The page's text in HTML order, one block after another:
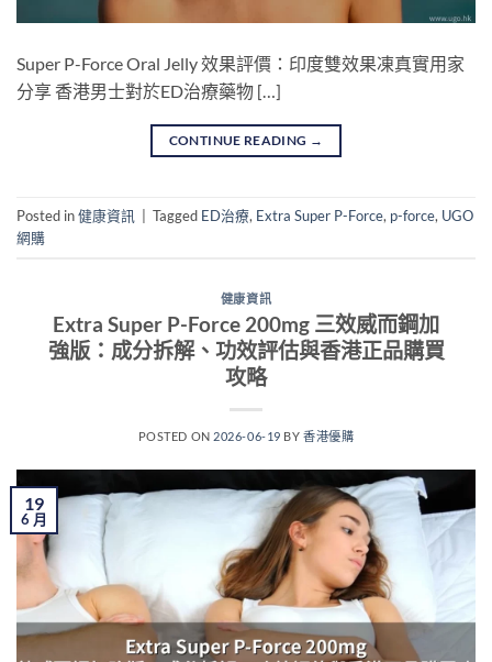
Super P-Force Oral Jelly 效果評價：印度雙效果凍真實用家
分享 香港男士對於ED治療藥物 […]
CONTINUE READING →
Posted in健康資訊 Tagged ED治療, Extra Super P-Force, p-force, UGO
網購
健康資訊
Extra Super P-Force 200mg 三效威而鋼加
強版：成分拆解、功效評估與香港正品購買
攻略
POSTED ON 2026-06-19 BY香港優購
19
6 月